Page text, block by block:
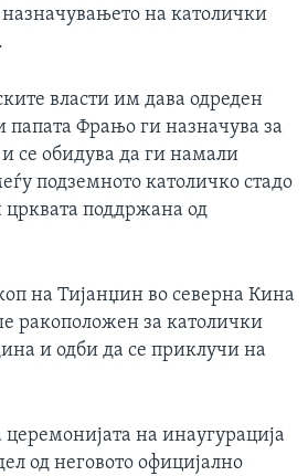
назначувањето на католички
власти им дава одреден
папата Фрањо ги назначува за
се обидува да ги намали
подземното католичко стадо
црквата поддржана од
на Тијанџин во северна Кина
ракоположен за католички
и одби да се приклучи на
на инаугурација
од неговото официјално